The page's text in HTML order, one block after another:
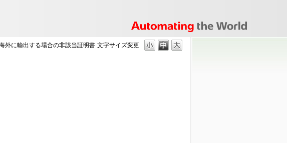
文字サイズ変更
外に輸出する場合の非該当証明書